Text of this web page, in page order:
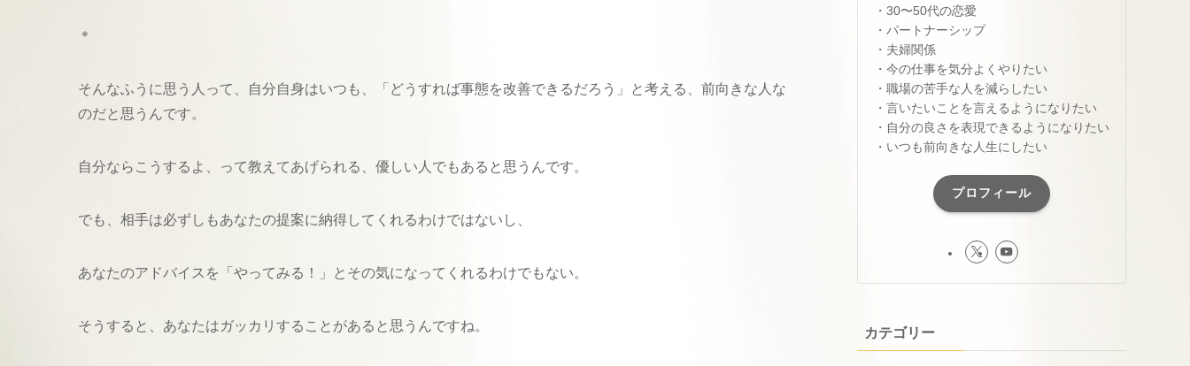
＊
そんなふうに思う人って、自分自身はいつも、「どうすれば事態を改善できるだろう」と考える、前向きな人な
のだと思うんです。
自分ならこうするよ、って教えてあげられる、優しい人でもあると思うんです。
でも、相手は必ずしもあなたの提案に納得してくれるわけではないし、
あなたのアドバイスを「やってみる！」とその気になってくれるわけでもない。
そうすると、あなたはガッカリすることがあると思うんですね。
・30〜50代の恋愛
・パートナーシップ
・夫婦関係
・今の仕事を気分よくやりたい
・職場の苦手な人を減らしたい
・言いたいことを言えるようになりたい
・自分の良さを表現できるようになりたい
・いつも前向きな人生にしたい
プロフィール
カテゴリー